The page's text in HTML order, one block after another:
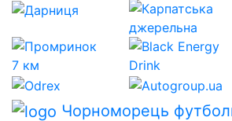
Чорноморець